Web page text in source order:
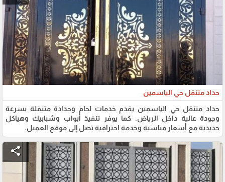
حداد متنقل حي الياسمين
حداد متنقل حي الياسمين يقدم خدمات لحام وحدادة متنقلة بسرعة
وجودة عالية داخل الرياض. كما يوفر تنفيذ أبواب وشبابيك وهياكل
حديدية مع أسعار مناسبة وخدمة احترافية تصل إلى موقع العميل.
share